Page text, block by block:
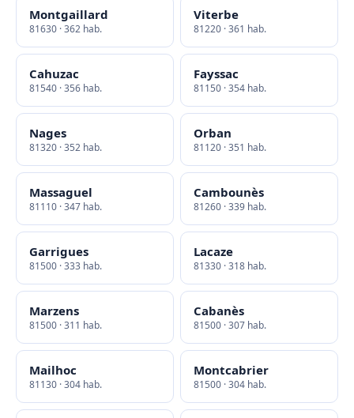
Montgaillard
81630 · 362 hab.
Viterbe
81220 · 361 hab.
Cahuzac
81540 · 356 hab.
Fayssac
81150 · 354 hab.
Nages
81320 · 352 hab.
Orban
81120 · 351 hab.
Massaguel
81110 · 347 hab.
Cambounès
81260 · 339 hab.
Garrigues
81500 · 333 hab.
Lacaze
81330 · 318 hab.
Marzens
81500 · 311 hab.
Cabanès
81500 · 307 hab.
Mailhoc
81130 · 304 hab.
Montcabrier
81500 · 304 hab.